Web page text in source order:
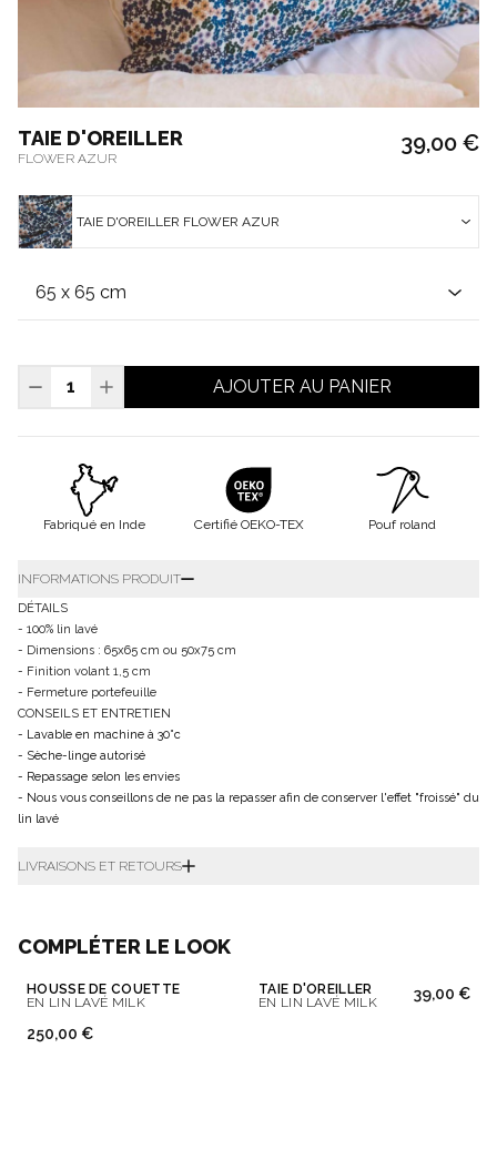
TAIE D'OREILLER
FLOWER AZUR
39,00 €
TAIE D'OREILLER FLOWER AZUR
AJOUTER AU PANIER
Fabriqué en Inde Certifié OEKO-TEX Pouf roland
INFORMATIONS PRODUIT
DÉTAILS
- 100% lin lavé
- Dimensions : 65x65 cm ou 50x75 cm
- Finition volant 1,5 cm
- Fermeture portefeuille
CONSEILS ET ENTRETIEN
- Lavable en machine à 30°c
- Sèche-linge autorisé
- Repassage selon les envies
- Nous vous conseillons de ne pas la repasser afin de conserver l'effet "froissé" du
lin lavé
LIVRAISONS ET RETOURS
COMPLÉTER LE LOOK
HOUSSE DE COUETTE
EN LIN LAVÉ MILK
250,00 €
TAIE D'OREILLER
EN LIN LAVÉ MILK
39,00 €